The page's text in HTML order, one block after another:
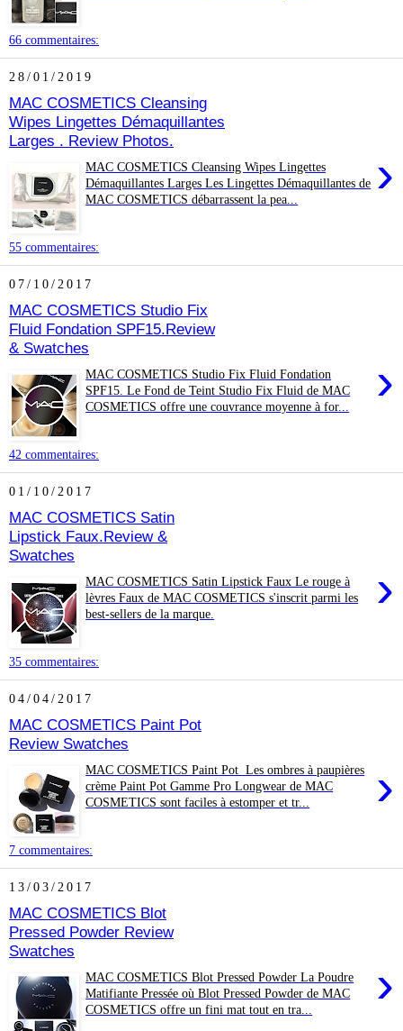
66 commentaires:
28/01/2019
MAC COSMETICS Cleansing
Wipes Lingettes Démaquillantes
Larges . Review Photos.
›
MAC COSMETICS Cleansing Wipes Lingettes
Démaquillantes Larges Les Lingettes Démaquillantes de
MAC COSMETICS débarrassent la pea...
55 commentaires:
07/10/2017
MAC COSMETICS Studio Fix
Fluid Fondation SPF15.Review
& Swatches
›
MAC COSMETICS Studio Fix Fluid Fondation
SPF15. Le Fond de Teint Studio Fix Fluid de MAC
COSMETICS offre une couvrance moyenne à for...
42 commentaires:
01/10/2017
MAC COSMETICS Satin
Lipstick Faux.Review &
Swatches
›
MAC COSMETICS Satin Lipstick Faux Le rouge à
lèvres Faux de MAC COSMETICS s'inscrit parmi les
best-sellers de la marque.
35 commentaires:
04/04/2017
MAC COSMETICS Paint Pot
Review Swatches
›
MAC COSMETICS Paint Pot Les ombres à paupières
crème Paint Pot Gamme Pro Longwear de MAC
COSMETICS sont faciles à estomper et tr...
7 commentaires:
13/03/2017
MAC COSMETICS Blot
Pressed Powder Review
Swatches
›
MAC COSMETICS Blot Pressed Powder La Poudre
Matifiante Pressée où Blot Pressed Powder de MAC
COSMETICS offre un fini mat tout en tra...